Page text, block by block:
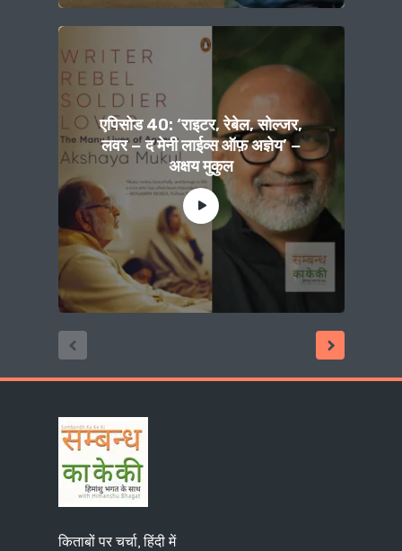
एपिसोड 40: ‘राइटर, रेबेल, सोल्जर,
लवर − द मेनी लाईव्स ऑफ़ अज्ञेय’ −
अक्षय मुकुल
किताबों पर चर्चा, हिंदी में